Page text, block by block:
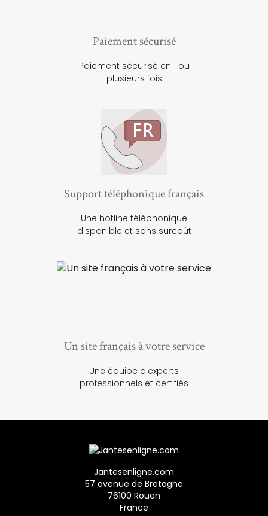
Paiement sécurisé
Paiement sécurisé en 1 ou
plusieurs fois
Support téléphonique français
Une hotline téléphonique
disponible et sans surcoût
Un site français à votre service
Une équipe d'experts
professionnels et certifiés
Jantesenligne.com
57 avenue de Bretagne
76100 Rouen
France